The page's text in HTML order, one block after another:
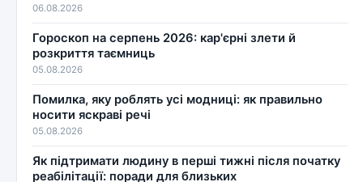
06.08.2026
Гороскоп на серпень 2026: кар'єрні злети й
розкриття таємниць
05.08.2026
Помилка, яку роблять усі модниці: як правильно
носити яскраві речі
05.08.2026
Як підтримати людину в перші тижні після початку
реабілітації: поради для близьких